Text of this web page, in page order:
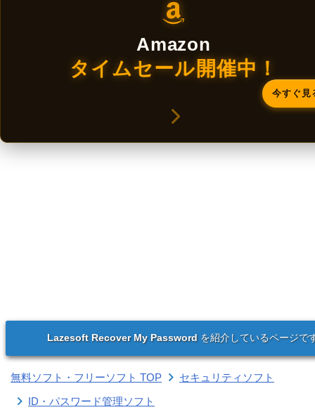
Amazon
タイムセール開催中！
今すぐ見
Lazesoft Recover My Passwordを紹介しているページで
無料ソフト・フリーソフト TOP
セキュリティソフト
ID・パスワード管理ソフト